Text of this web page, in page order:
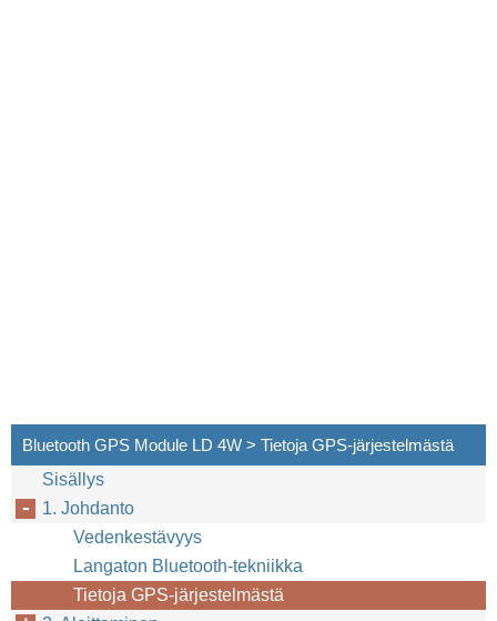
Bluetooth GPS Module LD 4W > Tietoja GPS-järjestelmästä
Sisällys
1. Johdanto
Vedenkestävyys
Langaton Bluetooth-tekniikka
Tietoja GPS-järjestelmästä